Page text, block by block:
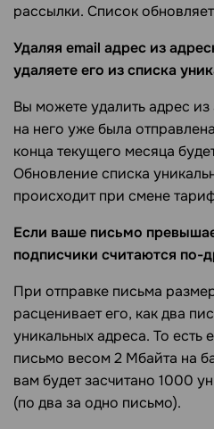
рассылки. Список
Удаляя email адрес из
удаляете его из списка
Вы можете удалить адрес
на него уже была
конца текущего месяца
Обновление списка
происходит при смене
Если ваше письмо
подписчики считаются по-
При отправке письма
расценивает его, как два
уникальных адреса. То есть
письмо весом 2 Mбайта на
вам будет засчитано 1000
(по два за одно письмо).